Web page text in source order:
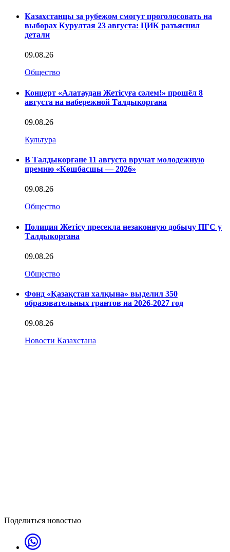
Казахстанцы за рубежом смогут проголосовать на
выборах Курултая 23 августа: ЦИК разъяснил
детали
09.08.26
Общество
Концерт «Алатаудан Жетісуға сәлем!» прошёл 8
августа на набережной Талдыкоргана
09.08.26
Культура
В Талдыкоргане 11 августа вручат молодежную
премию «Көшбасшы — 2026»
09.08.26
Общество
Полиция Жетісу пресекла незаконную добычу ПГС у
Талдыкоргана
09.08.26
Общество
Фонд «Қазақстан халқына» выделил 350
образовательных грантов на 2026-2027 год
09.08.26
Новости Казахстана
Поделиться новостью